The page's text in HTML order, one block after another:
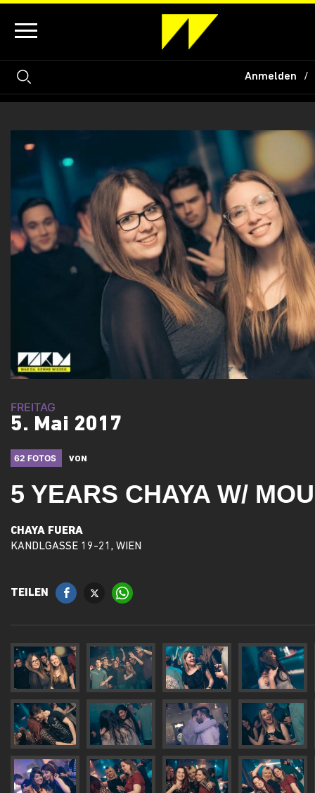
Anmelden
FREITAG
5. Mai 2017
62 FOTOS VON
5 YEARS CHAYA W/
CHAYA FUERA
KANDLGASSE 19-21, WIEN
TEILEN